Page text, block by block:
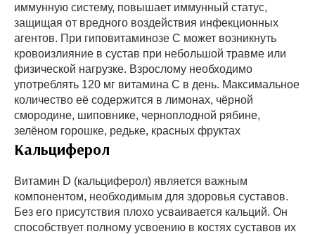
иммунную систему, повышает иммунный статус,
защищая от вредного воздействия инфекционных
агентов. При гиповитаминозе С может возникнуть
кровоизлияние в сустав при небольшой травме или
физической нагрузке. Взрослому необходимо
употреблять 120 мг витамина С в день. Максимальное
количество её содержится в лимонах, чёрной
смородине, шиповнике, черноплодной рябине,
зелёном горошке, редьке, красных фруктах
Кальциферол
Витамин D (кальциферол) является важным
компонентом, необходимым для здоровья суставов.
Без его присутствия плохо усваивается кальций. Он
способствует полному усвоению в костях суставов их